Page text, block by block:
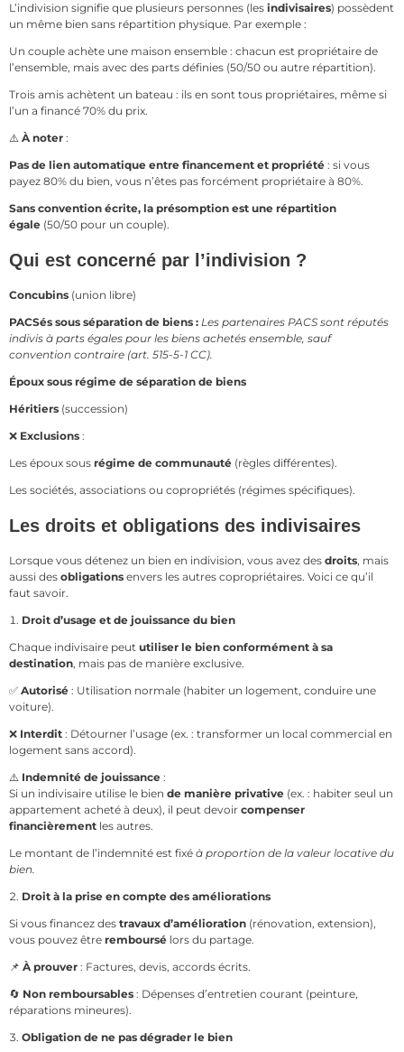
L’indivision signifie que plusieurs personnes (les indivisaires) possèdent
un même bien sans répartition physique. Par exemple :
Un couple achète une maison ensemble : chacun est propriétaire de
l’ensemble, mais avec des parts définies (50/50 ou autre répartition).
Trois amis achètent un bateau : ils en sont tous propriétaires, même si
l’un a financé 70% du prix.
⚠️ À noter :
Pas de lien automatique entre financement et propriété : si vous
payez 80% du bien, vous n’êtes pas forcément propriétaire à 80%.
Sans convention écrite, la présomption est une répartition
égale (50/50 pour un couple).
Qui est concerné par l’indivision ?
Concubins (union libre)
PACSés sous séparation de biens : Les partenaires PACS sont réputés
indivis à parts égales pour les biens achetés ensemble, sauf
convention contraire (art. 515-5-1 CC).
Époux sous régime de séparation de biens
Héritiers (succession)
❌ Exclusions :
Les époux sous régime de communauté (règles différentes).
Les sociétés, associations ou copropriétés (régimes spécifiques).
Les droits et obligations des indivisaires
Lorsque vous détenez un bien en indivision, vous avez des droits, mais
aussi des obligations envers les autres copropriétaires. Voici ce qu’il
faut savoir.
Droit d’usage et de jouissance du bien
Chaque indivisaire peut utiliser le bien conformément à sa
destination, mais pas de manière exclusive.
✅ Autorisé : Utilisation normale (habiter un logement, conduire une
voiture).
❌ Interdit : Détourner l’usage (ex. : transformer un local commercial en
logement sans accord).
⚠️ Indemnité de jouissance :
Si un indivisaire utilise le bien de manière privative (ex. : habiter seul un
appartement acheté à deux), il peut devoir compenser
financièrement les autres.
Le montant de l’indemnité est fixé à proportion de la valeur locative du
bien.
Droit à la prise en compte des améliorations
Si vous financez des travaux d’amélioration (rénovation, extension),
vous pouvez être remboursé lors du partage.
📌 À prouver : Factures, devis, accords écrits.
🔄 Non remboursables : Dépenses d’entretien courant (peinture,
réparations mineures).
Obligation de ne pas dégrader le bien